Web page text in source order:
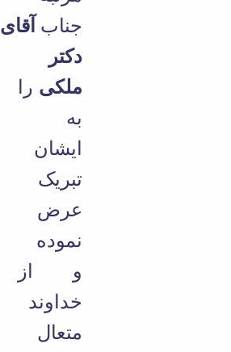
جناب آقای
دکتر
ملکی را
به
ایشان
تبریک
عرض
نموده
و از
خداوند
متعال